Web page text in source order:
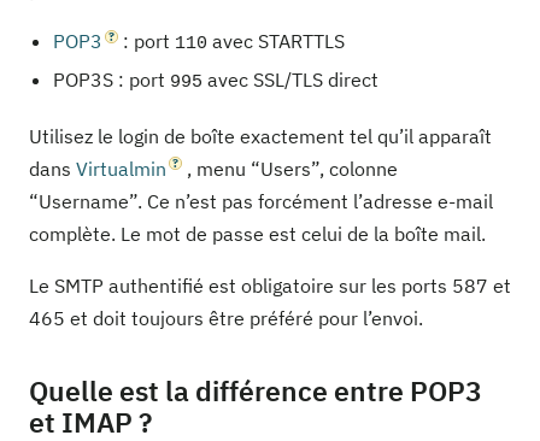
POP3
: port 110 avec STARTTLS
POP3S : port 995 avec SSL/TLS direct
Utilisez le login de boîte exactement tel qu’il apparaît
dans Virtualmin
, menu “Users”, colonne
“Username”. Ce n’est pas forcément l’adresse e-mail
complète. Le mot de passe est celui de la boîte mail.
Le SMTP authentifié est obligatoire sur les ports 587 et
465 et doit toujours être préféré pour l’envoi.
Quelle est la différence entre POP3
et IMAP ?